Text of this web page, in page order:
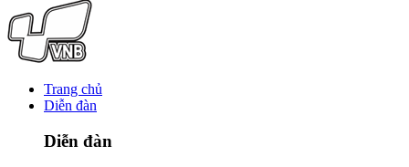
Trang chủ
Diễn đàn
Diễn đàn